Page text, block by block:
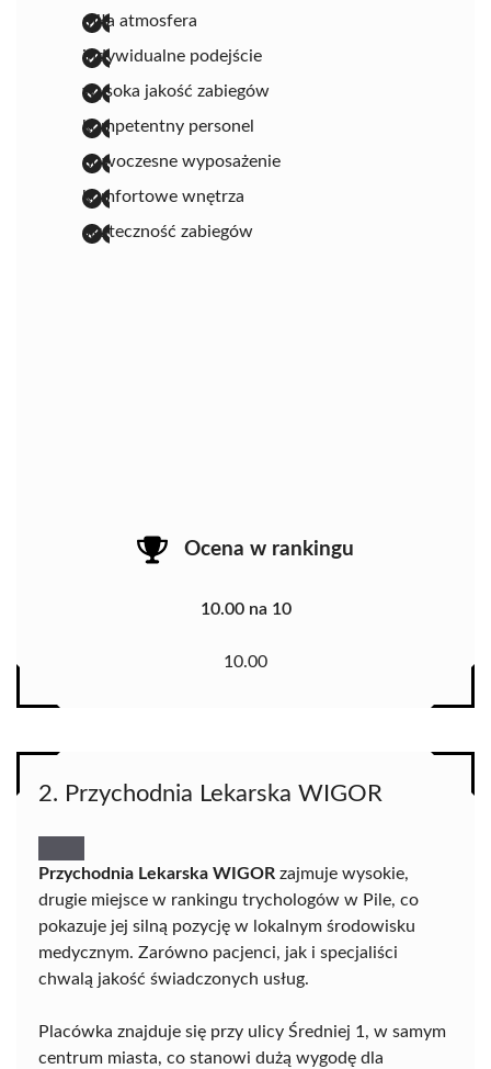
miła atmosfera
indywidualne podejście
wysoka jakość zabiegów
kompetentny personel
nowoczesne wyposażenie
komfortowe wnętrza
skuteczność zabiegów
Ocena w rankingu
10.00 na 10
10.00
2. Przychodnia Lekarska WIGOR
Przychodnia Lekarska WIGOR zajmuje wysokie,
drugie miejsce w rankingu trychologów w Pile, co
pokazuje jej silną pozycję w lokalnym środowisku
medycznym. Zarówno pacjenci, jak i specjaliści
chwalą jakość świadczonych usług.
Placówka znajduje się przy ulicy Średniej 1, w samym
centrum miasta, co stanowi dużą wygodę dla